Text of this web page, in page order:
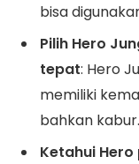
bisa
Pilih Hero
tepat: Hero
memiliki
bahkan kabur.
Ketahui